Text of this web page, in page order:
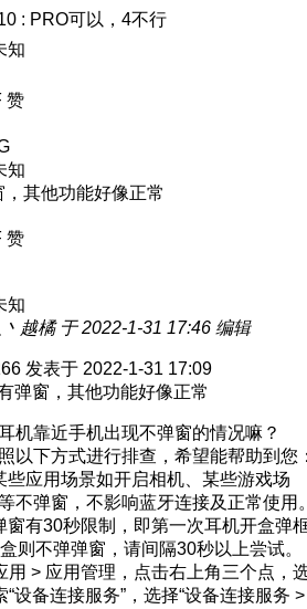
: PRO可以，4不行
知
赞
知
其他功能好像正常
赞
知
越橘 于 2022-1-31 17:46 编辑
发表于 2022-1-31 17:09
弹窗，其他功能好像正常
机靠近手机出现不弹窗的情况嘛？
以下方式进行排查，希望能帮助到您
些应用场景如开启相机、某些游戏场
不弹窗，不影响蓝牙连接及正常使用
窗有30秒限制，即第一次耳机开盒弹
则不弹弹窗，请间隔30秒以上尝试。
用 > 应用管理，点击右上角三个点，
“设备连接服务”，选择“设备连接服务 >